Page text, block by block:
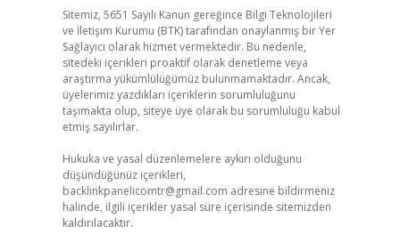
Sitemiz, 5651 Sayılı Kanun gereğince Bilgi Teknolojileri
ve İletişim Kurumu (BTK) tarafından onaylanmış bir Yer
Sağlayıcı olarak hizmet vermektedir. Bu nedenle,
sitedeki içerikleri proaktif olarak denetleme veya
araştırma yükümlülüğümüz bulunmamaktadır. Ancak,
üyelerimiz yazdıkları içeriklerin sorumluluğunu
taşımakta olup, siteye üye olarak bu sorumluluğu kabul
etmiş sayılırlar.
Hukuka ve yasal düzenlemelere aykırı olduğunu
düşündüğünüz içerikleri,
backlinkpanelicomtr@gmail.com adresine bildirmeniz
halinde, ilgili içerikler yasal süre içerisinde sitemizden
kaldırılacaktır.